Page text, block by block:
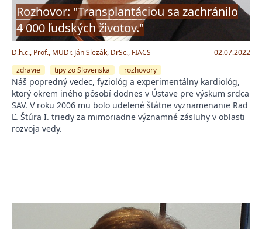
Rozhovor: "Transplantáciou sa zachránilo
4 000 ľudských životov."
D.h.c., Prof., MUDr. Ján Slezák, DrSc., FIACS
02.07.2022
zdravie
tipy zo Slovenska rozhovory
Náš popredný vedec, fyziológ a experimentálny kardiológ,
ktorý okrem iného pôsobí dodnes v Ústave pre výskum srdca
SAV. V roku 2006 mu bolo udelené štátne vyznamenanie Rad
Ľ. Štúra I. triedy za mimoriadne významné zásluhy v oblasti
rozvoja vedy.